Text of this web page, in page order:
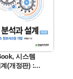
시스템
(개정판) :
즈니스